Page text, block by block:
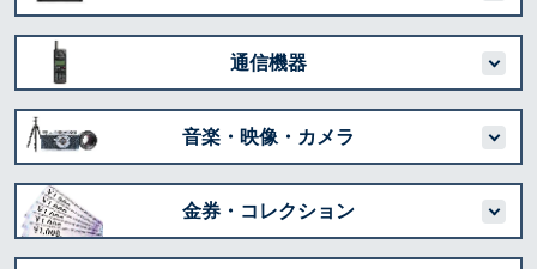
通信機器
音楽・映像・カメラ
金券・コレクション